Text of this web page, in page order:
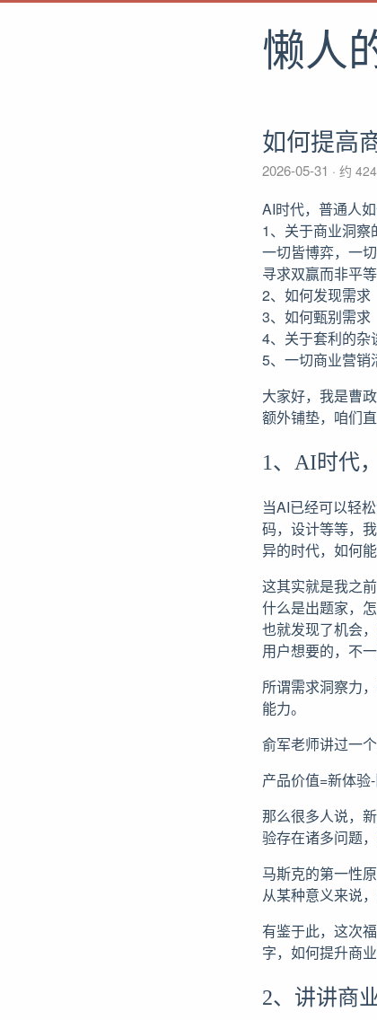
懒人
如何提高
2026-05-31 约
AI时代，普通人
1、关于商业洞察
一切皆博弈，一
寻求双赢而非平
2、如何发现需求
3、如何甄别需求
4、关于套利的杂
5、一切商业营销
大家好，我是曹
额外铺垫，咱们直
1、AI时代
当AI已经可以轻
码，设计等等，
异的时代，如何
这其实就是我之
什么是出题家，
也就发现了机会
用户想要的，不
所谓需求洞察力
能力。
俞军老师讲过一
产品价值=新体验
那么很多人说，
验存在诸多问题
马斯克的第一性
从某种意义来说
有鉴于此，这次
字，如何提升商
2、讲讲商